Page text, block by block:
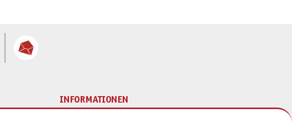
INFORMATIONEN